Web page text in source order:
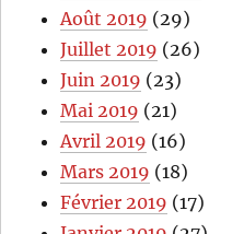
Août 2019 (29)
Juillet 2019 (26)
Juin 2019 (23)
Mai 2019 (21)
Avril 2019 (16)
Mars 2019 (18)
Février 2019 (17)